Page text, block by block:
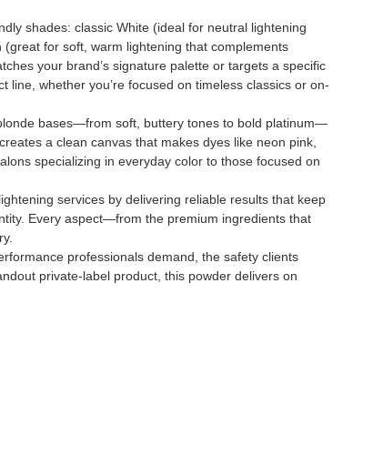
shades: classic White (ideal for neutral lightening
for soft, warm lightening that complements
your brand’s signature palette or targets a specific
whether you’re focused on timeless classics or on-
bases—from soft, buttery tones to bold platinum—
a clean canvas that makes dyes like neon pink,
specializing in everyday color to those focused on
services by delivering reliable results that keep
Every aspect—from the premium ingredients that
professionals demand, the safety clients
private-label product, this powder delivers on